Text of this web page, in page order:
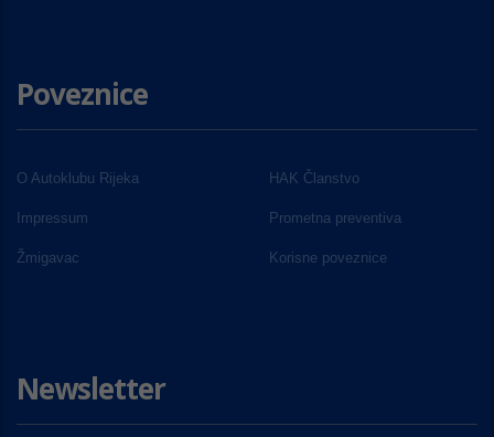
Poveznice
O Autoklubu Rijeka HAK Članstvo
Impressum Prometna preventiva
Žmigavac Korisne poveznice
Newsletter